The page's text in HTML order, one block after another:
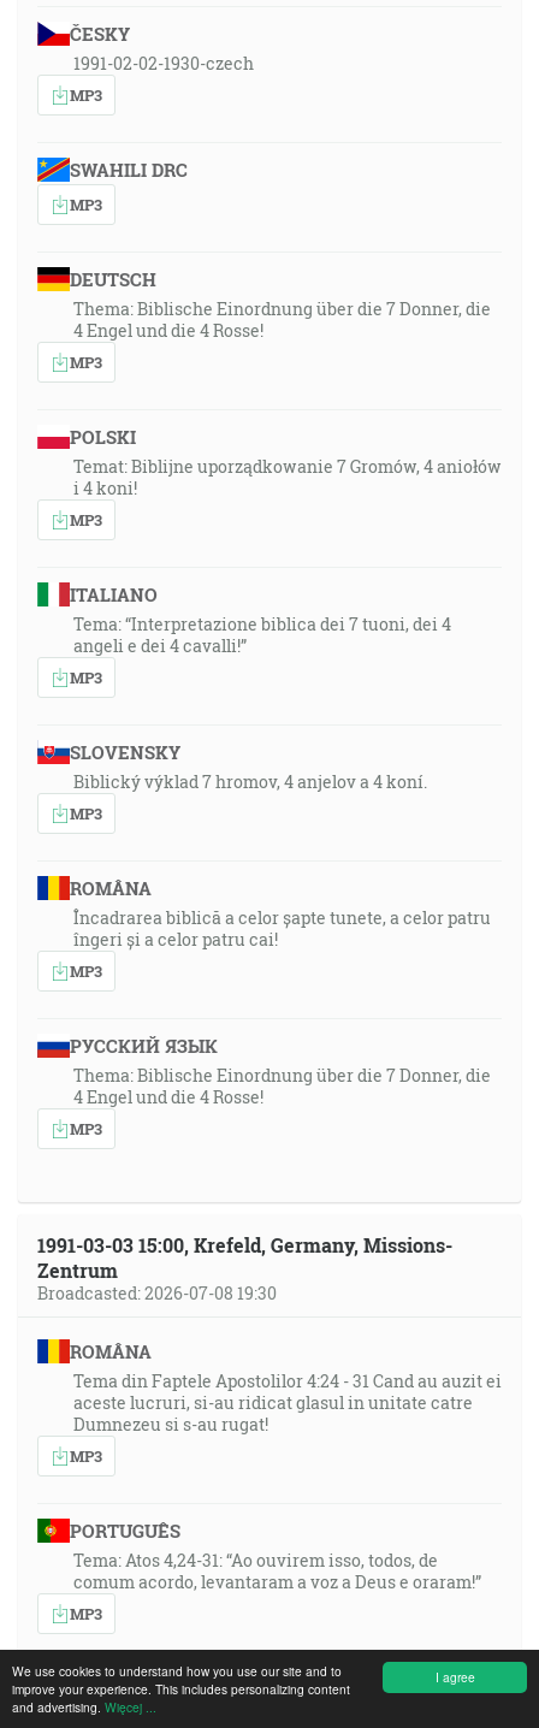
I agree
We use cookies to understand how you use our site and to
improve your experience. This includes personalizing content
and advertising. Więcej ...
ČESKY
1991-02-02-1930-czech
MP3
SWAHILI DRC
MP3
DEUTSCH
Thema: Biblische Einordnung über die 7 Donner, die
4 Engel und die 4 Rosse!
MP3
POLSKI
Temat: Biblijne uporządkowanie 7 Gromów, 4 aniołów
i 4 koni!
MP3
ITALIANO
Tema: “Interpretazione biblica dei 7 tuoni, dei 4
angeli e dei 4 cavalli!”
MP3
SLOVENSKY
Biblický výklad 7 hromov, 4 anjelov a 4 koní.
MP3
ROMÂNA
Încadrarea biblică a celor șapte tunete, a celor patru
îngeri și a celor patru cai!
MP3
РУССКИЙ ЯЗЫК
Thema: Biblische Einordnung über die 7 Donner, die
4 Engel und die 4 Rosse!
MP3
1991-03-03 15:00, Krefeld, Germany, Missions-
Zentrum
Broadcasted: 2026-07-08 19:30
ROMÂNA
Tema din Faptele Apostolilor 4:24 - 31 Cand au auzit ei
aceste lucruri, si-au ridicat glasul in unitate catre
Dumnezeu si s-au rugat!
MP3
PORTUGUÊS
Tema: Atos 4,24-31: “Ao ouvirem isso, todos, de
comum acordo, levantaram a voz a Deus e oraram!”
MP3
ENGLISH
Topic: Acts 4:24–31: “When they heard this, they lifted